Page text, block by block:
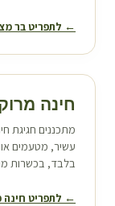
← לתפריט בר
חינה
מתכננים חגיגת
בלבד, בכשרות
← לתפריט חינה